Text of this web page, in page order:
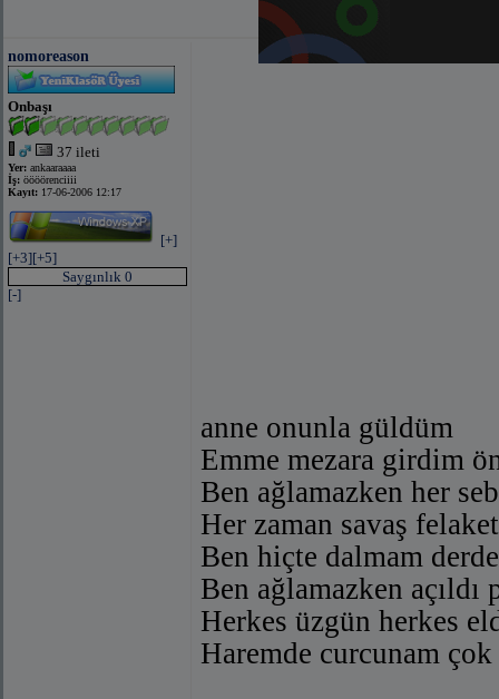
nomoreason
Onbaşı
37 ileti
Yer: ankaaraaaa
İş: öööörenciiii
Kayıt: 17-06-2006 12:17
[+]
[+3][+5]
Saygınlık 0
[-]
anne onunla güldüm
Emme mezara girdim
Ben ağlamazken her
Her zaman savaş
Ben hiçte dalmam
Ben ağlamazken
Herkes üzgün herkes
Haremde curcunam